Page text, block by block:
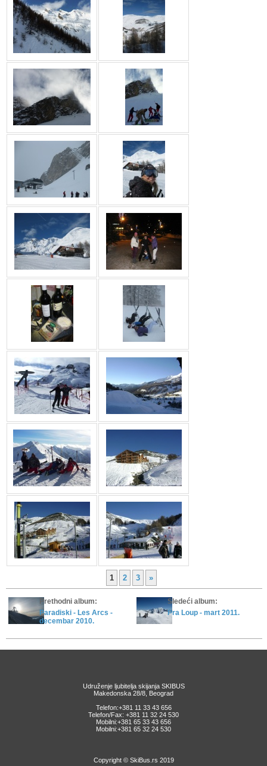
1 2 3 »
Prethodni album:
Paradiski - Les Arcs -
decembar 2010.
Sledeći album:
Pra Loup - mart 2011.
Udruženje ljubitelja skijanja SKIBUS
Makedonska 28/8, Beograd
Telefon:+381 11 33 43 656
Telefon/Fax: +381 11 32 24 530
Mobilni:+381 65 33 43 656
Mobilni:+381 65 32 24 530
Copyright © SkiBus.rs 2019